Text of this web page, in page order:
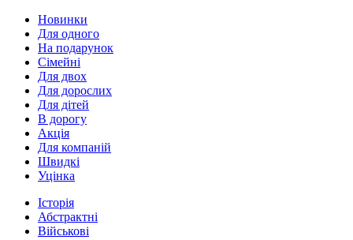
Новинки
Для одного
На подарунок
Сімейні
Для двох
Для дорослих
Для дітей
В дорогу
Акція
Для компаній
Швидкі
Уцінка
Історія
Абстрактні
Військові